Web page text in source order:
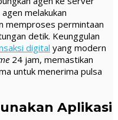
melakukan
memproses permintaan
detik. Keunggulan
digital yang modern
24 jam, memastikan
untuk menerima pulsa
Aplikasi